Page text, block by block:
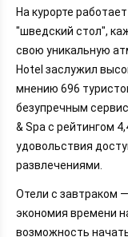
На курорте
"шведский стол",
свою уникальную
Hotel заслужил
мнению 696
безупречным
& Spa с рейтингом
удовольствия
развлечениями.
Отели с завтраком
экономия времени
возможность